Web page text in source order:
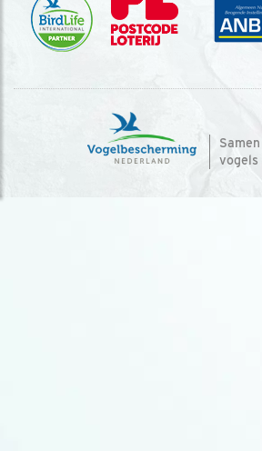
vogels